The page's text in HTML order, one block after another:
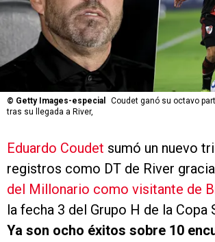
© Getty Images-especial
Coudet ganó su octavo
tras su llegada a River,
Eduardo Coudet sumó un nuevo
registros como DT de River
del Millonario como visitante de
la fecha 3 del Grupo H de la Copa
Ya son ocho éxitos sobre 10